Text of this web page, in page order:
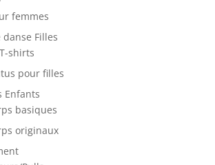
femmes
Filles
shirts
pour filles
Enfants
basiques
originaux